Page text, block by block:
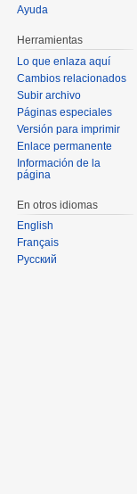
Ayuda
Herramientas
Lo que enlaza aquí
Cambios relacionados
Subir archivo
Páginas especiales
Versión para imprimir
Enlace permanente
Información de la
página
En otros idiomas
English
Français
Русский